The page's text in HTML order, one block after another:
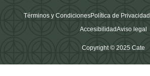
Copyright © 2025 Cate
Términos y CondicionesPolítica de Privacidad
AccesibilidadAviso legal